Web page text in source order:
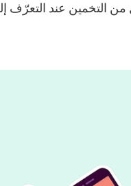
التخمين عند التعرّف